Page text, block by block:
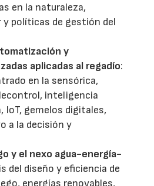
en la naturaleza,
y políticas de gestión del
y
aplicadas al regadío:
en la sensórica,
inteligencia
gemelos digitales,
a la decisión y
y el nexo agua-energía-
del diseño y eficiencia de
energías renovables,